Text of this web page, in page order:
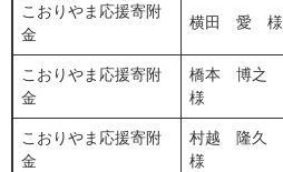
こおりやま応援寄附
金
横田 愛 様
こおりやま応援寄附
金
橋本 博之
様
こおりやま応援寄附
金
村越 隆久
様